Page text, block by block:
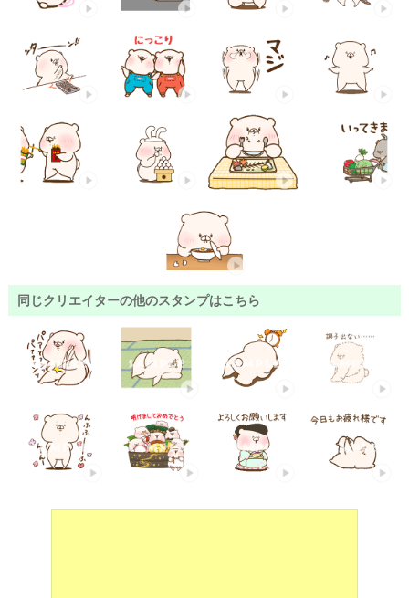
同じクリエイターの他のスタンプはこちら